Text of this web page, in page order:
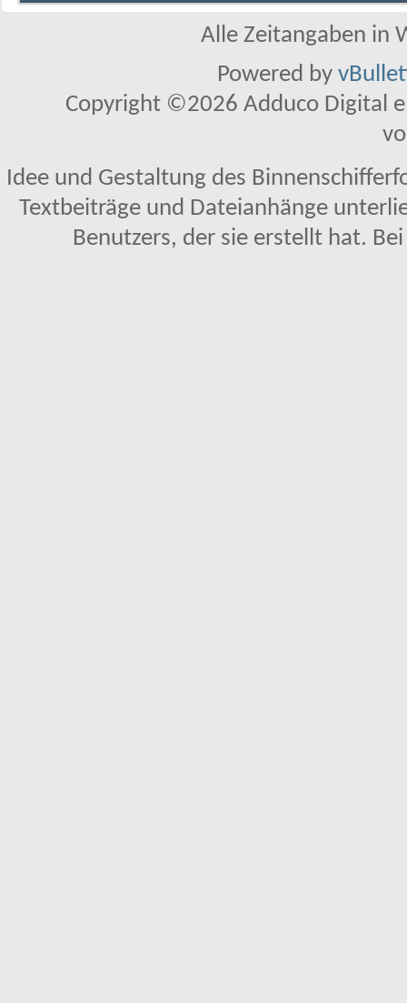
Alle Zeitangaben in
Powered by
Copyright ©2026 Adduco Digital
Idee und Gestaltung des
Textbeiträge und Dateianhänge
Benutzers, der sie erstellt hat.